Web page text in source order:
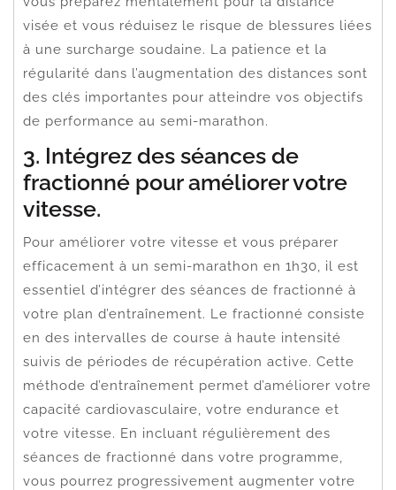
visée et vous réduisez le risque de blessures liées
à une surcharge soudaine. La patience et la
régularité dans l’augmentation des distances sont
des clés importantes pour atteindre vos objectifs
de performance au semi-marathon.
3. Intégrez des séances de
fractionné pour améliorer votre
vitesse.
Pour améliorer votre vitesse et vous préparer
efficacement à un semi-marathon en 1h30, il est
essentiel d’intégrer des séances de fractionné à
votre plan d’entraînement. Le fractionné consiste
en des intervalles de course à haute intensité
suivis de périodes de récupération active. Cette
méthode d’entraînement permet d’améliorer votre
capacité cardiovasculaire, votre endurance et
votre vitesse. En incluant régulièrement des
séances de fractionné dans votre programme,
vous pourrez progressivement augmenter votre